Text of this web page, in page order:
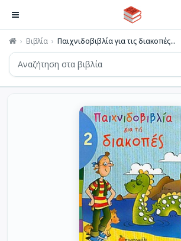
Βιβλία Παιχνιδοβιβλία για τις διακοπές...